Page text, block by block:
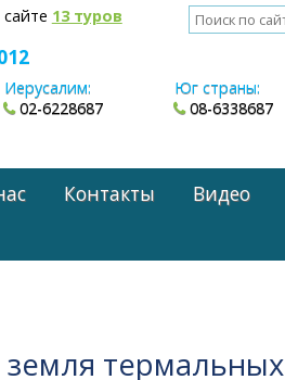
13 туров
Иерусалим:
02-6228687
Юг страны:
08-6338687
Контакты Видео
термальных